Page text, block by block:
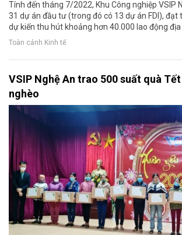
Tính đến tháng 7/2022, Khu Công nghiệp VSIP
31 dự án đầu tư (trong đó có 13 dự án FDI), đạt
dự kiến thu hút khoảng hơn 40.000 lao động địa
Toàn cảnh Kinh tế
VSIP Nghệ An trao 500 suất quà
nghèo